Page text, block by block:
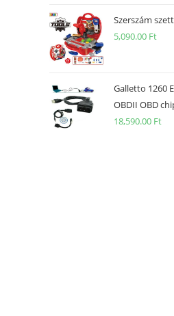
Szerszám
5,090.00 Ft
Galletto 1260
OBDII OBD
18,590.00 Ft